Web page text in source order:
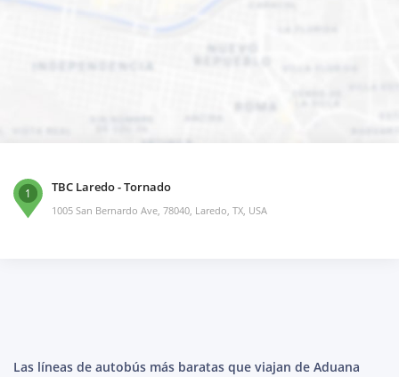
1 TBC Laredo - Tornado
1005 San Bernardo Ave, 78040, Laredo, TX, USA
Las líneas de autobús más baratas que viajan de Aduana